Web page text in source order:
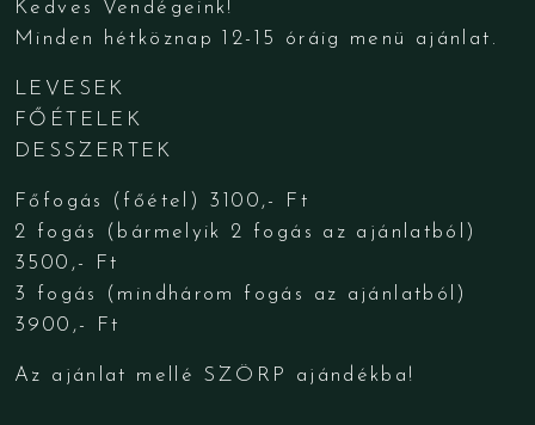
Kedves Vendégeink!
Minden hétköznap 12-15 óráig menü ajánlat.
LEVESEK
FŐÉTELEK
DESSZERTEK
Főfogás (főétel) 3100,- Ft
2 fogás (bármelyik 2 fogás az ajánlatból)
3500,- Ft
3 fogás (mindhárom fogás az ajánlatból)
3900,- Ft
Az ajánlat mellé SZÖRP ajándékba!